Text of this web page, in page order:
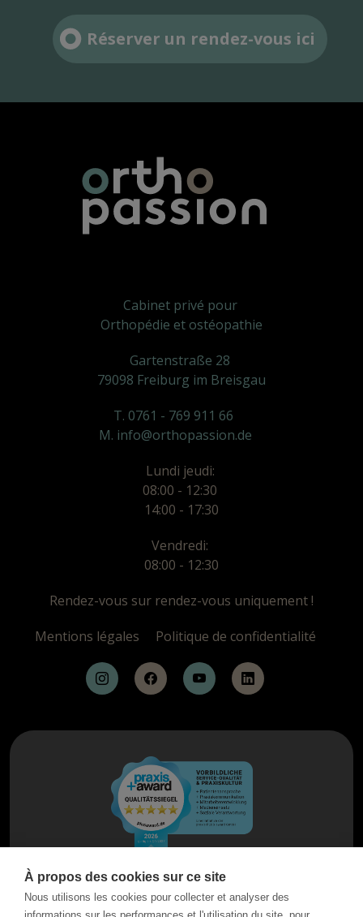
Réserver un rendez-vous ici
Cabinet privé pour
Orthopédie et ostéopathie
Gartenstraße 28
79098 Freiburg im Breisgau
T. 0761 - 769 911 66
M. info@orthopassion.de
Lundi jeudi:
08:00 - 12:30
14:00 - 17:30
Vendredi:
08:00 - 12:30
Rendez-vous sur rendez-vous uniquement !
Mentions légales
Politique de confidentialité
À propos des cookies sur ce site
Nous utilisons les cookies pour collecter et analyser des